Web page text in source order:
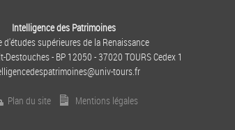
Intelligence des Patrimoines
d'études supérieures de la Renaissance
Destouches - BP 12050 - 37020 TOURS Cedex 1
tours.fr
Plan du site Mentions légales